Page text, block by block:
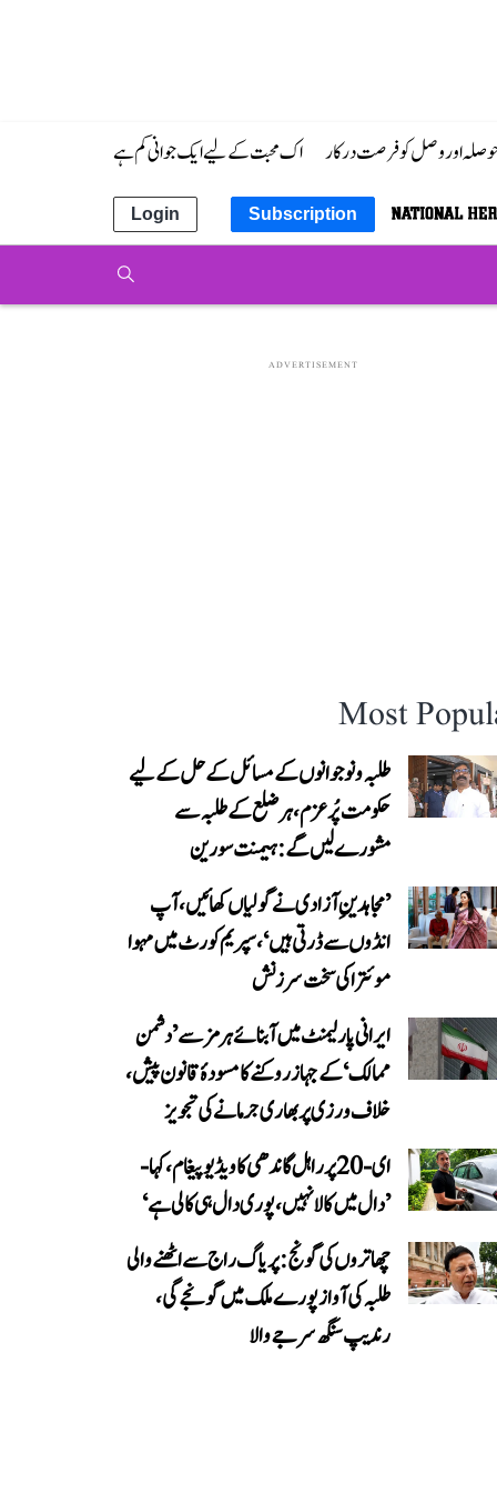
حوصلہ اور وصل کو فرصت درکار اک محبت کے لیے ایک جوانی کم ہے
Subscription
Login
ADVERTISEMENT
Most
طلبہ و نوجوانوں کے مسائل کے حل کے لیے
حکومت پُرعزم، ہر ضلع کے طلبہ سے
مشورے لیں گے: ہیمنت سورین
’مجاہدینِ آزادی نے گولیاں کھائیں، آپ
انڈوں سے ڈرتی ہیں‘، سپریم کورٹ میں مہوا
موئترا کی سخت سرزنش
ایرانی پارلیمنٹ میں آبنائے ہرمز سے ’دشمن
ممالک‘ کے جہاز روکنے کا مسودۂ قانون پیش،
خلاف ورزی پر بھاری جرمانے کی تجویز
ای-20 پر راہل گاندھی کا ویڈیو پیغام، کہا-
’دال میں کالا نہیں، پوری دال ہی کالی ہے‘
چھاتروں کی گونج: پریاگ راج سے اٹھنے والی
طلبہ کی آواز پورے ملک میں گونجے گی،
رندیپ سنگھ سرجے والا